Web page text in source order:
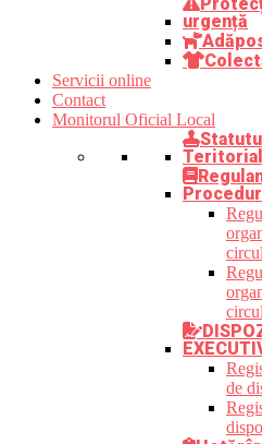
urgență
Servicii online
Contact
Monitorul Oficial Local
de